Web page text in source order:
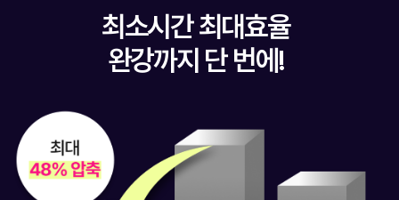
최소시간 최대효율
완강까지 단 번에!